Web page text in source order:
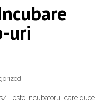
uri
– este incubatorul care duce